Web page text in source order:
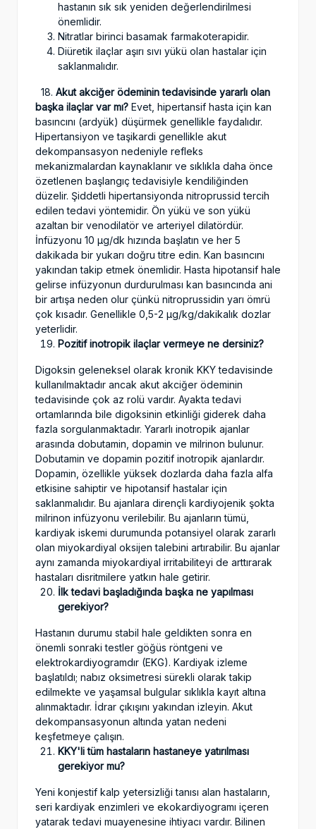
hastanın sık sık yeniden değerlendirilmesi
önemlidir.
Nitratlar birinci basamak farmakoterapidir.
Diüretik ilaçlar aşırı sıvı yükü olan hastalar için
saklanmalıdır.
18. Akut akciğer ödeminin tedavisinde yararlı olan
başka ilaçlar var mı? Evet, hipertansif hasta için kan
basıncını (ardyük) düşürmek genellikle faydalıdır.
Hipertansiyon ve taşikardi genellikle akut
dekompansasyon nedeniyle refleks
mekanizmalardan kaynaklanır ve sıklıkla daha önce
özetlenen başlangıç tedavisiyle kendiliğinden
düzelir. Şiddetli hipertansiyonda nitroprussid tercih
edilen tedavi yöntemidir. Ön yükü ve son yükü
azaltan bir venodilatör ve arteriyel dilatördür.
İnfüzyonu 10 µg/dk hızında başlatın ve her 5
dakikada bir yukarı doğru titre edin. Kan basıncını
yakından takip etmek önemlidir. Hasta hipotansif hale
gelirse infüzyonun durdurulması kan basıncında ani
bir artışa neden olur çünkü nitroprussidin yarı ömrü
çok kısadır. Genellikle 0,5-2 µg/kg/dakikalık dozlar
yeterlidir.
Pozitif inotropik ilaçlar vermeye ne dersiniz?
Digoksin geleneksel olarak kronik KKY tedavisinde
kullanılmaktadır ancak akut akciğer ödeminin
tedavisinde çok az rolü vardır. Ayakta tedavi
ortamlarında bile digoksinin etkinliği giderek daha
fazla sorgulanmaktadır. Yararlı inotropik ajanlar
arasında dobutamin, dopamin ve milrinon bulunur.
Dobutamin ve dopamin pozitif inotropik ajanlardır.
Dopamin, özellikle yüksek dozlarda daha fazla alfa
etkisine sahiptir ve hipotansif hastalar için
saklanmalıdır. Bu ajanlara dirençli kardiyojenik şokta
milrinon infüzyonu verilebilir. Bu ajanların tümü,
kardiyak iskemi durumunda potansiyel olarak zararlı
olan miyokardiyal oksijen talebini artırabilir. Bu ajanlar
aynı zamanda miyokardiyal irritabiliteyi de arttırarak
hastaları disritmilere yatkın hale getirir.
İlk tedavi başladığında başka ne yapılması
gerekiyor?
Hastanın durumu stabil hale geldikten sonra en
önemli sonraki testler göğüs röntgeni ve
elektrokardiyogramdır (EKG). Kardiyak izleme
başlatıldı; nabız oksimetresi sürekli olarak takip
edilmekte ve yaşamsal bulgular sıklıkla kayıt altına
alınmaktadır. İdrar çıkışını yakından izleyin. Akut
dekompansasyonun altında yatan nedeni
keşfetmeye çalışın.
KKY'li tüm hastaların hastaneye yatırılması
gerekiyor mu?
Yeni konjestif kalp yetersizliği tanısı alan hastaların,
seri kardiyak enzimleri ve ekokardiyogramı içeren
yatarak tedavi muayenesine ihtiyacı vardır. Bilinen